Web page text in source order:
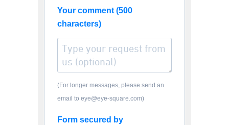
Your comment (500
characters)
(For longer messages, please send an
email to eye@eye-square.com)
Form secured by